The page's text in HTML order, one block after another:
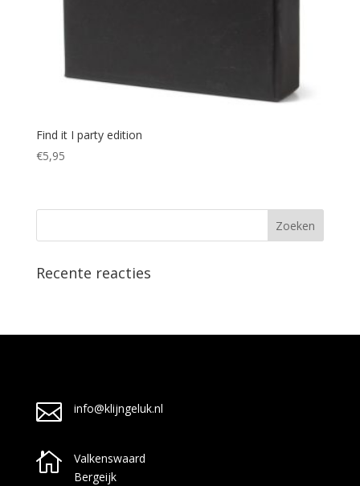
Find it I party edition
€5,95
Recente reacties
 info@klijngeluk.nl

Valkenswaard
Bergeijk